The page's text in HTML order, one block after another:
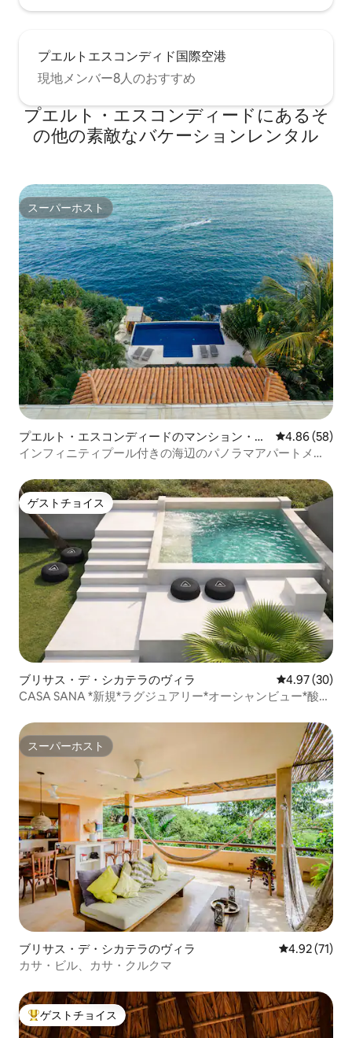
プエルトエスコンディド国際空港
現地メンバー8人のおすすめ
プエルト・エスコンディードにあるそ
の他の素敵なバケーションレンタル
スーパーホスト
スーパーホスト
プエルト・エスコンディードのマンション・ア
パート
レビュー58
4.86 (58)
インフィニティプール付きの海辺のパノラマアパートメン
ゲストチョイス
ゲストチョイス
ブリサス・デ・シカテラのヴィラ レビュー30
4.97 (30)
CASA SANA *新規*ラグジュアリー*オーシャンビュー*酸素
スーパーホスト
スーパーホスト
ブリサス・デ・シカテラのヴィラ レビュー71
4.92 (71)
カサ・ビル、カサ・クルクマ
大好評のゲストチョイスです。
ゲストチョイス